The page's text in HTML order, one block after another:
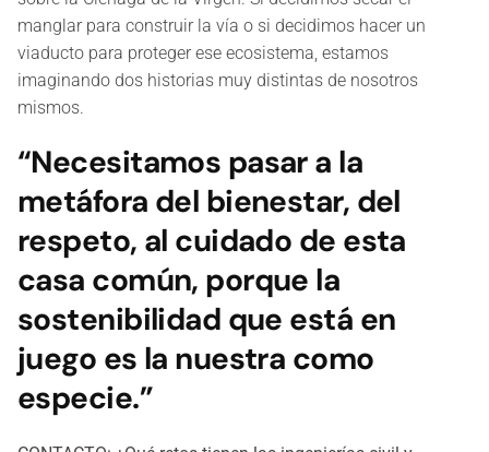
manglar para construir la vía o si decidimos hacer un
viaducto para proteger ese ecosistema, estamos
imaginando dos historias muy distintas de nosotros
mismos.
“Necesitamos pasar a la
metáfora del bienestar, del
respeto, al cuidado de esta
casa común, porque la
sostenibilidad que está en
juego es la nuestra como
especie.”